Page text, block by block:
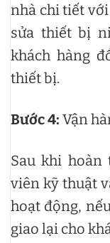
nhà chi tiết
sửa thiết bị
khách hàng
thiết bị.
Bước 4: Vận
Sau khi hoàn
viên kỹ thuật
hoạt động,
giao lại cho